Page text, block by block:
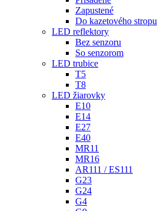
Zapustené
Do kazetového stropu
LED reflektory
Bez senzoru
So senzorom
LED trubice
T5
T8
LED žiarovky
E10
E14
E27
E40
MR11
MR16
AR111 / ES111
G23
G24
G4